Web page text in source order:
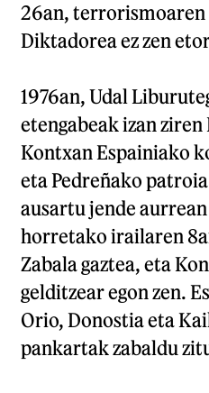
26an, terrorismoaren
Diktadorea ez zen
1976an, Udal
etengabeak izan
Kontxan Espainiako
eta Pedreñako
ausartu jende
horretako irailaren
Zabala gaztea, eta
gelditzear egon zen.
Orio, Donostia eta
pankartak zabaldu